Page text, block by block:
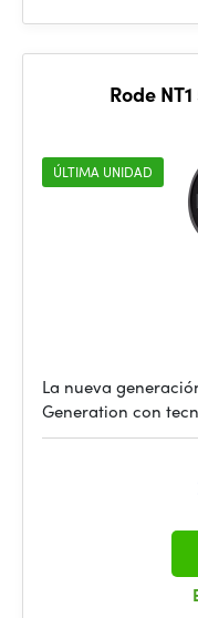
Rode
ÚLTIMA UNIDAD
La nueva
Generation con